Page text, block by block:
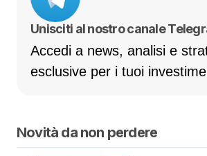
Unisciti al nostro canale
Accedi a news, analisi e
esclusive per i tuoi
Novità da non perdere